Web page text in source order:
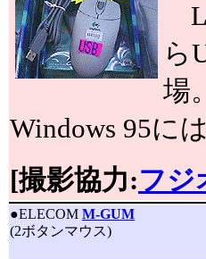
ら
場
Windows 95に
[撮影協力:フジ
●ELECOM M-GUM
(2ボタンマウス)